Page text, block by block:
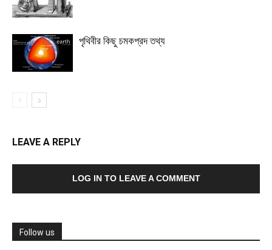
পৃথিবীর কিছু চমকপ্রদ তথ্য
LEAVE A REPLY
LOG IN TO LEAVE A COMMENT
Follow us